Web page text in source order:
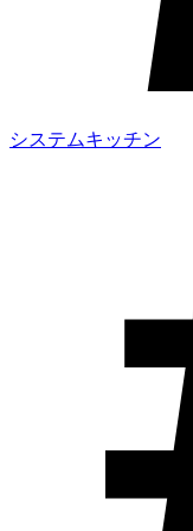
システムキッチン